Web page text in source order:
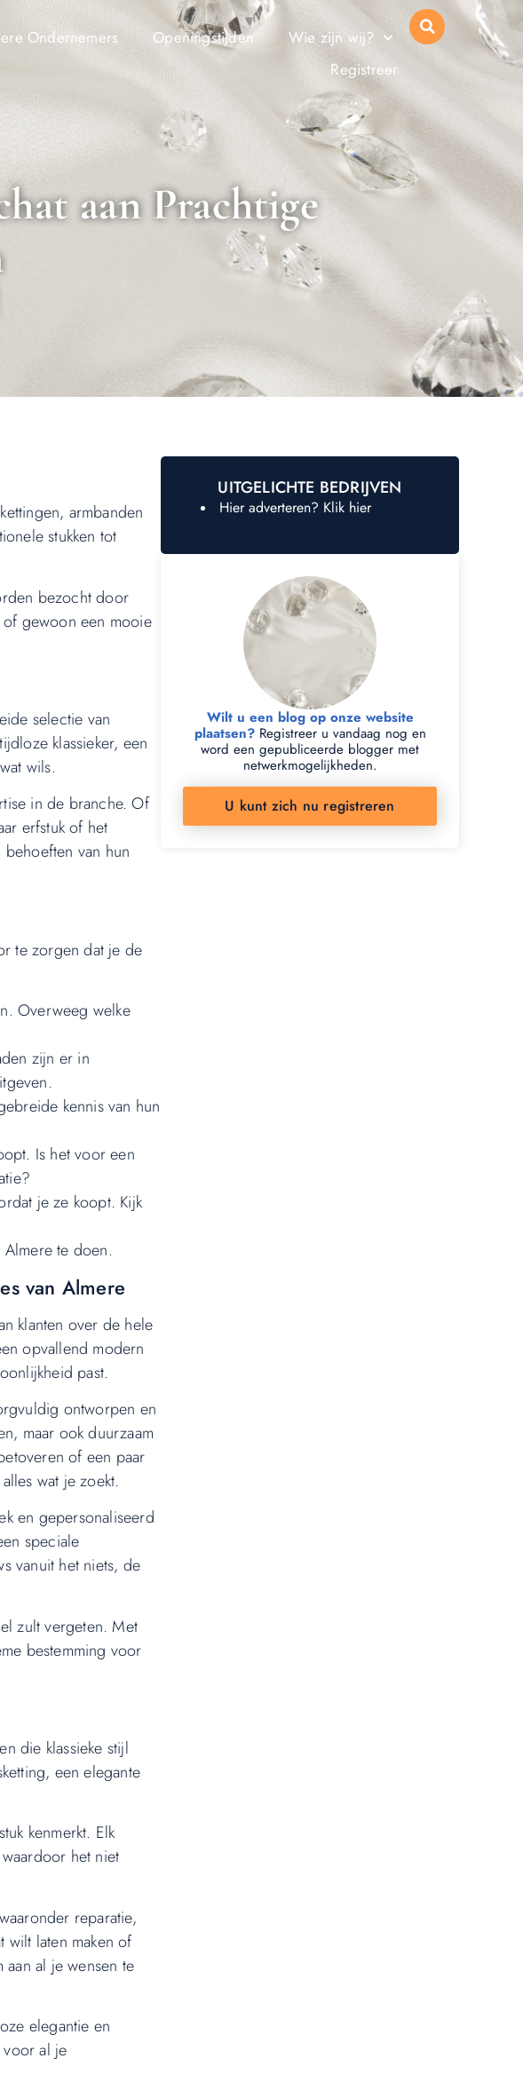
Ondernemers Openingstijden
Wie zijn wij?
Registreer
aan Prachtige
armbanden
stukken tot
bezocht door
gewoon een mooie
selectie van
klassieker, een
wils.
in de branche. Of
erfstuk of het
van hun
te zorgen dat je de
Overweeg welke
zijn er in
kennis van hun
Is het voor een
je ze koopt. Kijk
te doen.
van Almere
klanten over de hele
opvallend modern
past.
ontworpen en
maar ook duurzaam
of een paar
wat je zoekt.
en gepersonaliseerd
speciale
vanuit het niets, de
zult vergeten. Met
bestemming voor
die klassieke stijl
een elegante
kenmerkt. Elk
het niet
reparatie,
wilt laten maken of
al je wensen te
elegantie en
al je
UITGELICHTE BEDRIJVEN
Hier adverteren? Klik hier
Wilt u een blog op onze website
plaatsen?Registreer u vandaag nog en
word een gepubliceerde blogger met
netwerkmogelijkheden.
U kunt zich nu registreren